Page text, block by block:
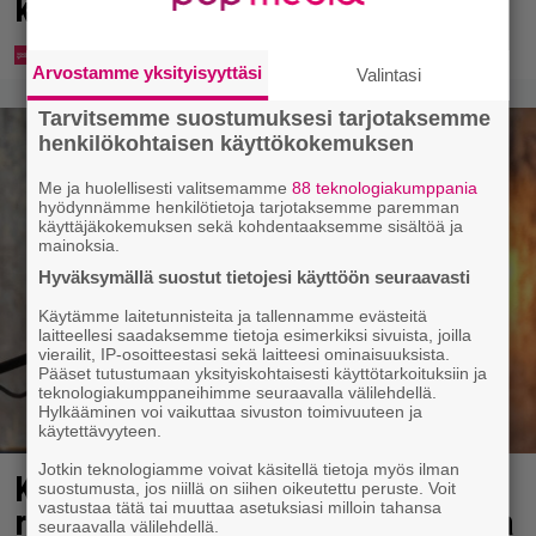
keskustaan
Karita Tykän ja Sami Saikkosen
rakkaus kukoistaa – vähäpukeista
Arvostamme yksityisyyttäsi Valintasi
Tarvitsemme suostumuksesi tarjotaksemme
henkilökohtaisen käyttökokemuksen
Me ja huolellisesti valitsemamme88 teknologiakumppania
hyödynnämme henkilötietoja tarjotaksemme paremman
käyttäjäkokemuksen sekä kohdentaaksemme sisältöä ja
mainoksia.
Hyväksymällä suostut tietojesi käyttöön seuraavasti
Käytämme laitetunnisteita ja tallennamme evästeitä
laitteellesi saadaksemme tietoja esimerkiksi sivuista, joilla
vierailit, IP-osoitteestasi sekä laitteesi ominaisuuksista.
Pääset tutustumaan yksityiskohtaisesti käyttötarkoituksiin ja
teknologiakumppaneihimme seuraavalla välilehdellä.
Hylkääminen voi vaikuttaa sivuston toimivuuteen ja
käytettävyyteen.
Jotkin teknologiamme voivat käsitellä tietoja myös ilman
suostumusta, jos niillä on siihen oikeutettu peruste. Voit
vastustaa tätä tai muuttaa asetuksiasi milloin tahansa
seuraavalla välilehdellä.